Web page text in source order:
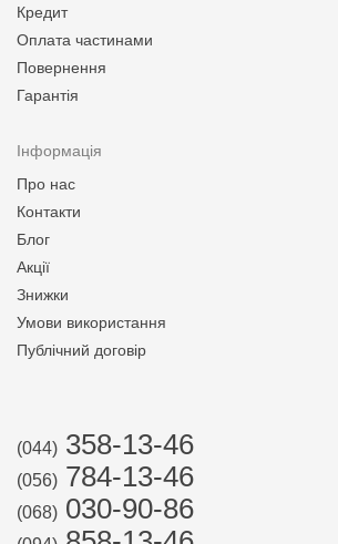
Кредит
Оплата частинами
Повернення
Гарантія
Інформація
Про нас
Контакти
Блог
Акції
Знижки
Умови використання
Публічний договір
(044) 358-13-46
(056) 784-13-46
(068) 030-90-86